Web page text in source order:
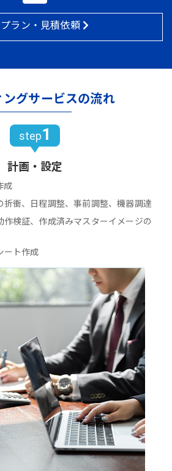
ラン・見積依頼
ングサービスの流れ
step1
計画・設定
成
折衝、日程調整、事前調整、機器調達
作検証、作成済みマスターイメージの
ート作成